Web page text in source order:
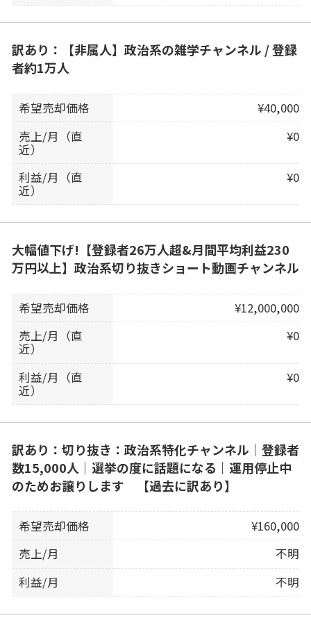
訳あり：【非属人】政治系の雑学チャンネル / 登録
者約1万人
希望売却価格
¥40,000
売上/月（直
近）
¥0
利益/月（直
近）
¥0
大幅値下げ!【登録者26万人超&月間平均利益230
万円以上】政治系切り抜きショート動画チャンネル
希望売却価格
¥12,000,000
売上/月（直
近）
¥0
利益/月（直
近）
¥0
訳あり：切り抜き：政治系特化チャンネル｜登録者
数15,000人｜選挙の度に話題になる｜運用停止中
のためお譲りします 【過去に訳あり】
希望売却価格
¥160,000
売上/月
不明
利益/月
不明